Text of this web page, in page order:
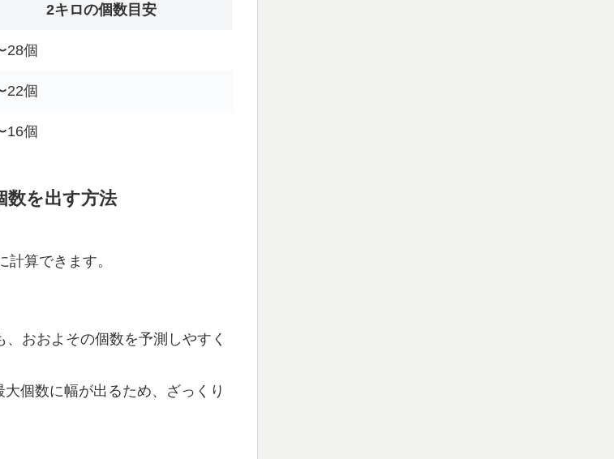
2キロの個数目安
28個
22個
16個
を出す方法
算できます。
おおよその個数を予測しやすく
個数に幅が出るため、ざっくり